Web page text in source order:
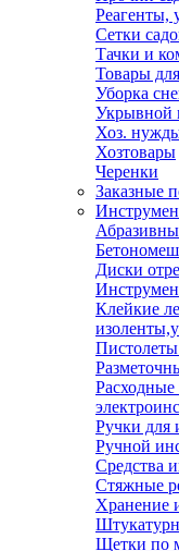
Реагенты,
Сетки
Тачки и
Товары
Уборка
Укрывной
Хоз.
Хозтовары
Черенки
Заказные
Диски
Клейкие
Расходные
Ручки для
Ручной
Средства
Стяжные
Хранение
Щетки по